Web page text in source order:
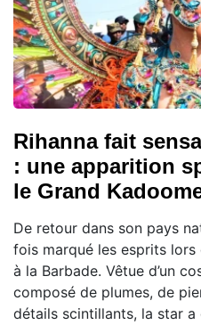
Rihanna fait
: une apparition
le Grand
De retour dans son pays
fois marqué les esprits
à la Barbade. Vêtue d’un
composé de plumes, de
détails scintillants, la star a